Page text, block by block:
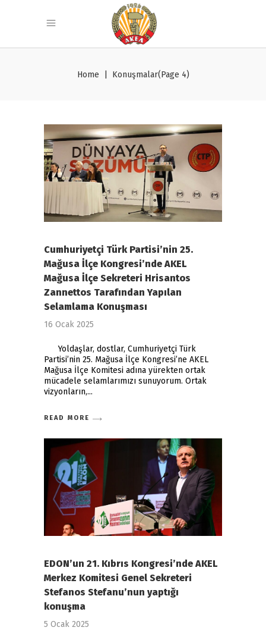
Home Konuşmalar(Page 4)
Cumhuriyetçi Türk Partisi’nin 25.
Mağusa İlçe Kongresi’nde AKEL
Mağusa İlçe Sekreteri Hrisantos
Zannettos Tarafından Yapılan
Selamlama Konuşması
16 Ocak 2025
Yoldaşlar, dostlar, Cumhuriyetçi Türk
Partisi’nin 25. Mağusa İlçe Kongresi’ne AKEL
Mağusa İlçe Komitesi adına yürekten ortak
mücadele selamlarımızı sunuyorum. Ortak
vizyonların,
READ MORE
EDON’un 21. Kıbrıs Kongresi’nde AKEL
Merkez Komitesi Genel Sekreteri
Stefanos Stefanu’nun yaptığı
konuşma
5 Ocak 2025